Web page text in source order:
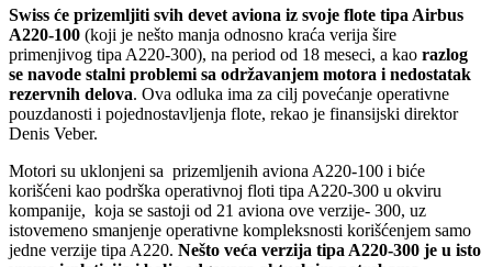
Swiss će prizemljiti svih devet aviona iz svoje flote tipa Airbus
A220-100 (koji je nešto manja odnosno kraća verija šire
primenjivog tipa A220-300), na period od 18 meseci, a kao razlog
se navode stalni problemi sa održavanjem motora i nedostatak
rezervnih delova. Ova odluka ima za cilj povećanje operativne
pouzdanosti i pojednostavljenja flote, rekao je finansijski direktor
Denis Veber.
Motori su uklonjeni sa prizemljenih aviona A220-100 i biće
korišćeni kao podrška operativnoj floti tipa A220-300 u okviru
kompanije, koja se sastoji od 21 aviona ove verzije- 300, uz
istovemeno smanjenje operativne kompleksnosti korišćenjem samo
jedne verzije tipa A220. Nešto veća verzija tipa A220-300 je u isto